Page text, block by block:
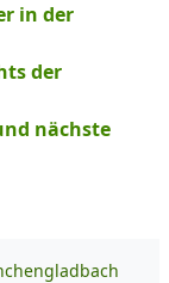
in der
der
nächste